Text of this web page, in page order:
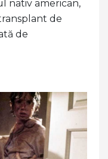
nativ american,
de
de